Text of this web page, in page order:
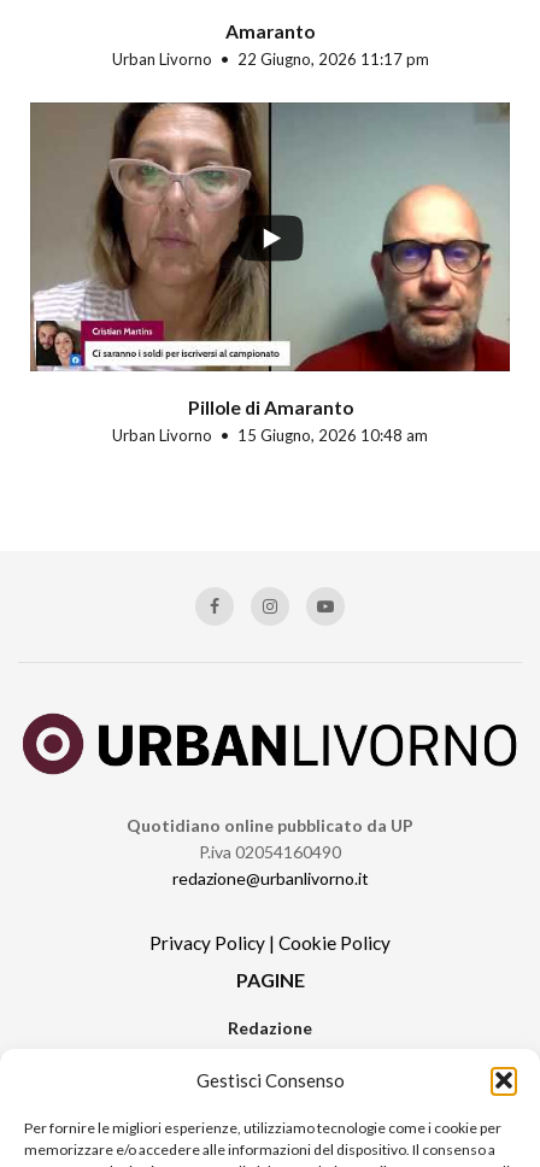
Gestisci Consenso
Per fornire le migliori esperienze, utilizziamo tecnologie come i cookie per
memorizzare e/o accedere alle informazioni del dispositivo. Il consenso a
Amaranto
Urban Livorno 22 Giugno, 2026 11:17 pm
Pillole di Amaranto
Urban Livorno 15 Giugno, 2026 10:48 am
Quotidiano online pubblicato da UP
P.iva 02054160490
redazione@urbanlivorno.it
Privacy Policy | Cookie Policy
PAGINE
Redazione
Pubblicità
Sitemap
RUBRICHE